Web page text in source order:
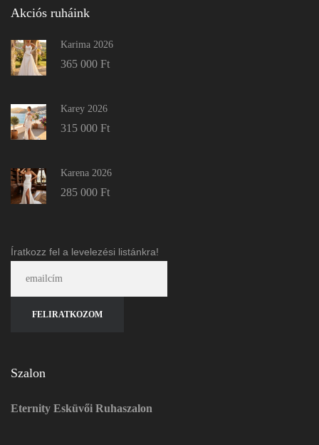
Akciós ruháink
Karima 2026
365 000 Ft
Karey 2026
315 000 Ft
Karena 2026
285 000 Ft
Íratkozz fel a levelezési listánkra!
Szalon
Eternity Esküvői Ruhaszalon